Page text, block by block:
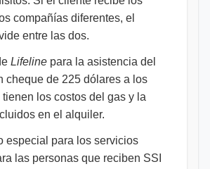
compañías diferentes, el
entre las dos.
Lifeline para la asistencia del
cheque de 225 dólares a los
los costos del gas y la
en el alquiler.
especial para los servicios
las personas que reciben SSI